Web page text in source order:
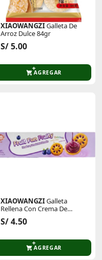
XIAOWANGZIGalleta De
Arroz Dulce 84gr
S/ 5.00
AGREGAR
XIAOWANGZIGalleta
Rellena Con Crema De
S/ 4.50
AGREGAR